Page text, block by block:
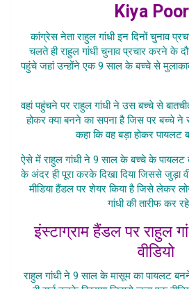
Kiya
कांग्रेस नेता राहुल गांधी इन दिनों चुनाव
चलते ही राहुल गांधी चुनाव प्रचार करने के
पहुंचे जहां उन्होंने एक 9 साल के बच्चे से
वहां पहुंचने पर राहुल गांधी ने उस बच्चे से
होकर क्या बनने का सपना है जिस पर बच्चे ने
कहा कि वह बड़ा होकर पायलट
ऐसे में राहुल गांधी ने 9 साल के बच्चे के
के अंदर ही पूरा करके दिखा दिया जिससे जुड़ा
मीडिया हैंडल पर शेयर किया है जिसे लेकर
गांधी की तारीफ कर
इंस्टाग्राम हैंडल पर राहुल
वीडियो
राहुल गांधी ने 9 साल के मासूम का पायलट